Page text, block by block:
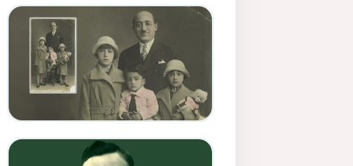
Memduh Selîmê Wanî (1887-
1876)
Mihemed Mîhrî Hîlav ji
afirênerên rewşenbîriya